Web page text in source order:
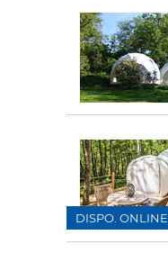
DISPO. ONLINE